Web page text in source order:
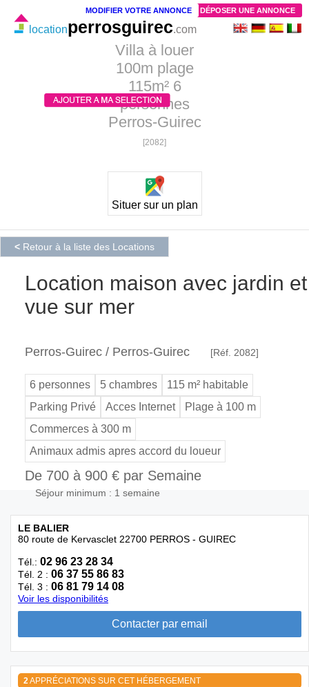
Villa à louer
100m plage
115m² 6
personnes
Perros-Guirec
[2082]
locationperrosguirec.com
Situer sur un plan
< Retour à la liste des Locations
Location maison avec jardin et
vue sur mer
Perros-Guirec / Perros-Guirec [Réf. 2082]
6 personnes 5 chambres
115 m² habitable
Parking Privé
Acces Internet
Plage à 100 m
Commerces à 300 m
Animaux admis apres accord du loueur
De 700 à 900 € par Semaine
Séjour minimum : 1 semaine
LE BALIER
80 route de Kervasclet 22700 PERROS - GUIREC
Tél.: 02 96 23 28 34
Tél. 2 : 06 37 55 86 83
Tél. 3 : 06 81 79 14 08
Voir les disponibilités
2APPRÉCIATIONS SUR CET HÉBERGEMENT
DÉPOSER UNE ANNONCE
MODIFIER VOTRE ANNONCE